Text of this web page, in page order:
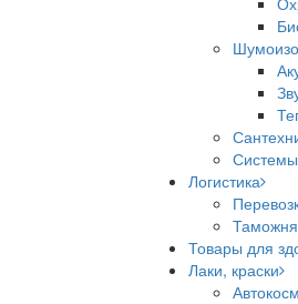
Логистика
Таможня
Товары для
Лаки, краски